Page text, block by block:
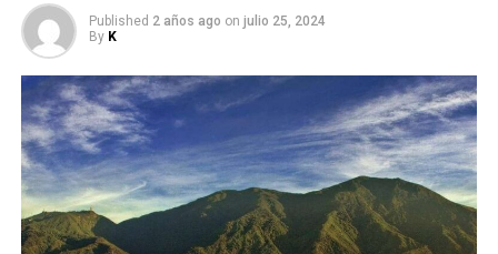
Published 2 años ago on julio 25, 2024
By K